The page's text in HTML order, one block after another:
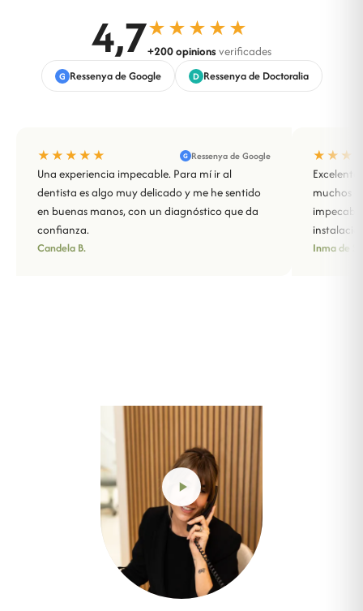
4,7★★★★★
+200 opinions verificades
G Ressenya de Google D Ressenya de Doctoralia
★★★★★ G Ressenya de Google
Una experiencia impecable. Para mí ir al
dentista es algo muy delicado y me he sentido
en buenas manos, con un diagnóstico que da
confianza.
Candela B.
muchos
Inma de